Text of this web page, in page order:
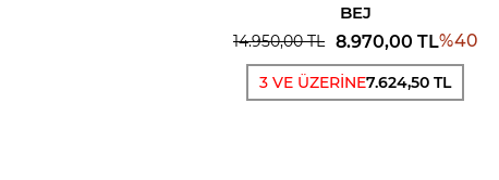
BEJ
14.950,00TL 8.970,00 TL%40
3 VE ÜZERİNE7.624,50 TL